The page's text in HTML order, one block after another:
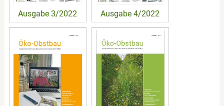
Ausgabe 3/2022 Ausgabe 4/2022